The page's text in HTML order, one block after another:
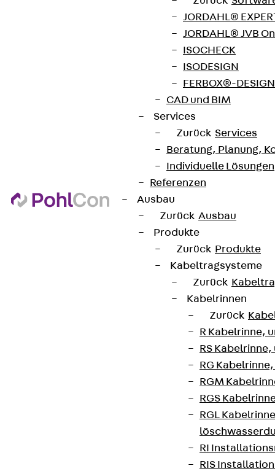
JORDAHL®
JORDAHL® JVB
ISOCHECK
ISODESIGN
FERBOX®-
CAD und BIM
Services
Zurück Services
Beratung, Planung,
Individuelle Lösungen
Referenzen
Ausbau
Zurück Ausbau
Produkte
Zurück Produkte
Kabeltragsysteme
Zurück
Kabelrinnen
Zurück
R Kabelrinne,
RS
RG
RGM
RGS
RGL
RI
RIS